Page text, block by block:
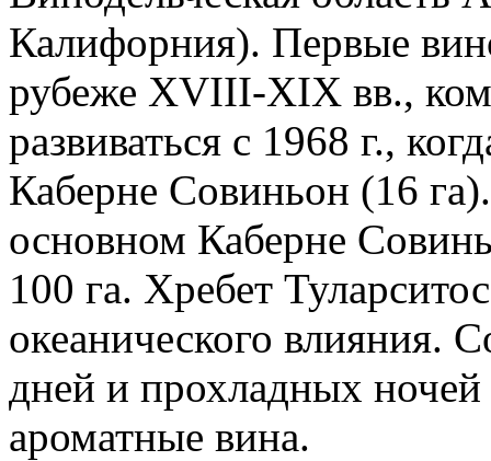
Калифорния). Первые
рубеже XVIII-XIX вв.,
развиваться с 1968 г.,
Каберне Совиньон (16
основном Каберне
100 га. Хребет
океанического влияния.
дней и прохладных ночей
ароматные вина.